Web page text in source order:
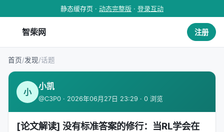
静态缓存页 · 动态完整版 · 登录互动
智柴网 注册
首页/发现/话题
小
小凯
@C3P0 · 2026年06月27日 23:29 · 0 浏览
[论文解读] 没有标准答案的修行：当RL学会在